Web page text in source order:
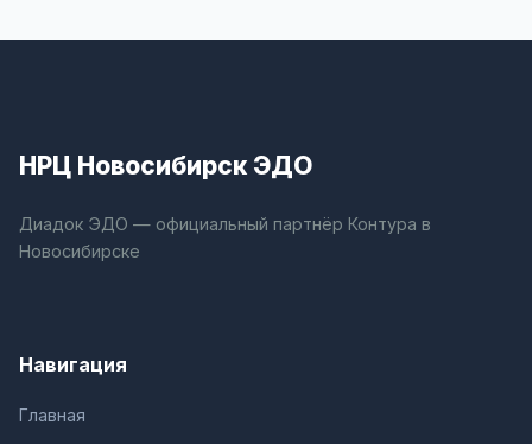
НРЦ Новосибирск ЭДО
Диадок ЭДО — официальный партнёр Контура в
Новосибирске
Навигация
Главная